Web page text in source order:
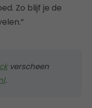
Zo blijf je de
verscheen
.